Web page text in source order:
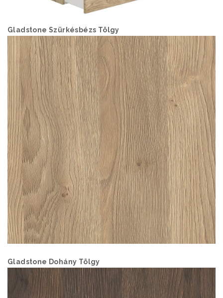
Gladstone Szürkésbézs Tölgy
Gladstone Dohány Tölgy